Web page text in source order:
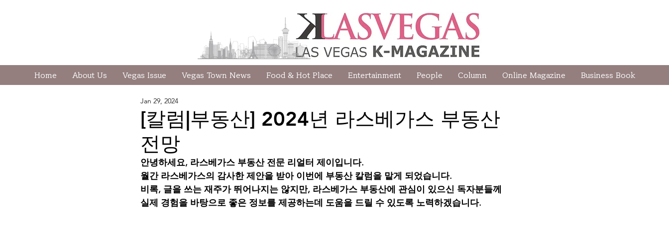
Home About Us Vegas Issue Vegas Town News Food & Hot Place Entertainment People Column Online Magazine Business Book
[칼럼|부동산] 2024년 라스베가스 부동산
전망
Jan 29, 2024
안녕하세요, 라스베가스 부동산 전문 리얼터 제이입니다.
월간 라스베가스의 감사한 제안을 받아 이번에 부동산 칼럼을 맡게 되었습니다.
비록, 글을 쓰는 재주가 뛰어나지는 않지만, 라스베가스 부동산에 관심이 있으신 독자분들께
실제 경험을 바탕으로 좋은 정보를 제공하는데 도움을 드릴 수 있도록 노력하겠습니다.